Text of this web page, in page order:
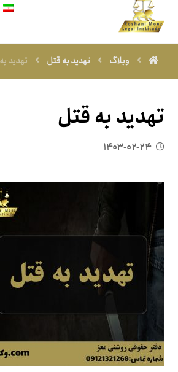
وبلاگ تهدید به قتل تهدید
تهدید به قتل
۱۴۰۳-۰۲-۲۴